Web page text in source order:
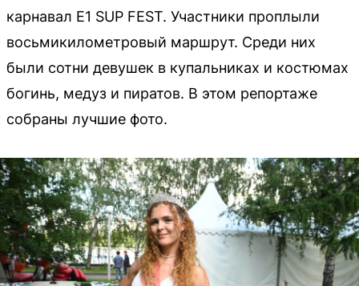
карнавал E1 SUP FEST. Участники проплыли
восьмикилометровый маршрут. Среди них
были сотни девушек в купальниках и костюмах
богинь, медуз и пиратов. В этом репортаже
собраны лучшие фото.